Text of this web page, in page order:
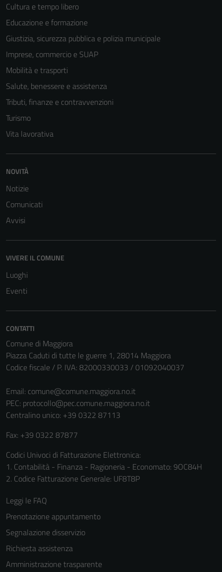
Cultura e tempo libero
Educazione e formazione
Giustizia, sicurezza pubblica e polizia municipale
Imprese, commercio e SUAP
Mobilità e trasporti
Salute, benessere e assistenza
Tributi, finanze e contravvenzioni
Turismo
Vita lavorativa
NOVITÀ
Notizie
Comunicati
Avvisi
VIVERE IL COMUNE
Luoghi
Eventi
CONTATTI
Comune di Maggiora
Piazza Caduti di tutte le guerre 1, 28014 Maggiora
Codice fiscale / P. IVA: 82000330033 / 01092040037
Email: comune@comune.maggiora.no.it
PEC: protocollo@pec.comune.maggiora.no.it
Centralino unico: +39 0322 87113
Fax: +39 0322 87877
Codici Univoci di Fatturazione Elettronica:
1. Contabilità - Finanza - Ragioneria - Economato: 9OC84H
2. Codice Fatturazione Generale: UF8T8P
Leggi le FAQ
Prenotazione appuntamento
Segnalazione disservizio
Richiesta assistenza
Amministrazione trasparente
Questi cookie
non raccolgono
informazioni